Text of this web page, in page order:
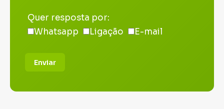
Quer resposta por:
Whatsapp
Ligação E-mail
Enviar